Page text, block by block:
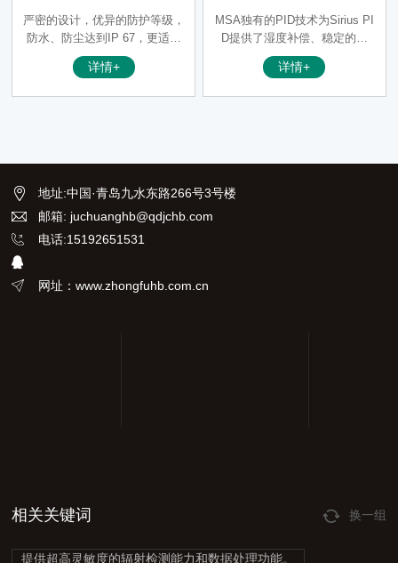
检测仪
严密的设计，优异的防护等级，
防水、防尘达到IP 67，更适合
于恶劣环境下使用；
详情+
气体检测仪
MSA独有的PID技术为Sirius PI
D提供了湿度补偿、稳定的零
点、快速的响应等功能。
详情+
地址:中国·青岛九水东路266号3号楼
邮箱: juchuanghb@qdjchb.com
电话:15192651531
网址：www.zhongfuhb.com.cn
相关关键词 换一组
提供超高灵敏度的辐射检测能力和数据处理功能。